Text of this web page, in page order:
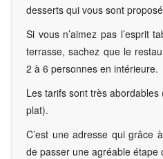
desserts qui vous sont
Si vous n’aimez pas l’esprit
terrasse, sachez que le
2 à 6 personnes en intérieure.
Les tarifs sont très
plat).
C’est une adresse qui grâce
de passer une agréable étape